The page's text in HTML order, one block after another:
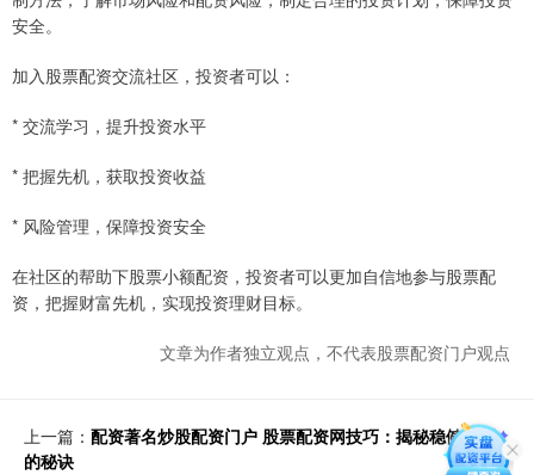
安全。
加入股票配资交流社区，投资者可以：
* 交流学习，提升投资水平
* 把握先机，获取投资收益
* 风险管理，保障投资安全
在社区的帮助下股票小额配资，投资者可以更加自信地参与股票配
资，把握财富先机，实现投资理财目标。
文章为作者独立观点，不代表股票配资门户观点
上一篇： 配资著名炒股配资门户 股票配资网技巧：揭秘稳健盈利
的秘诀